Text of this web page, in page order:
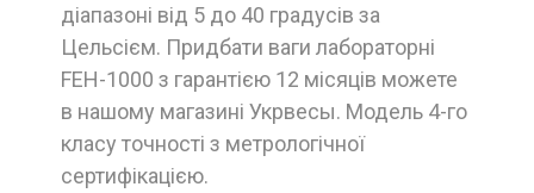
діапазоні від 5 до 40 градусів за
Цельсієм. Придбати ваги лабораторні
FEH-1000 з гарантією 12 місяців можете
в нашому магазині Укрвесы. Модель 4-го
класу точності з метрологічної
сертифікацією.